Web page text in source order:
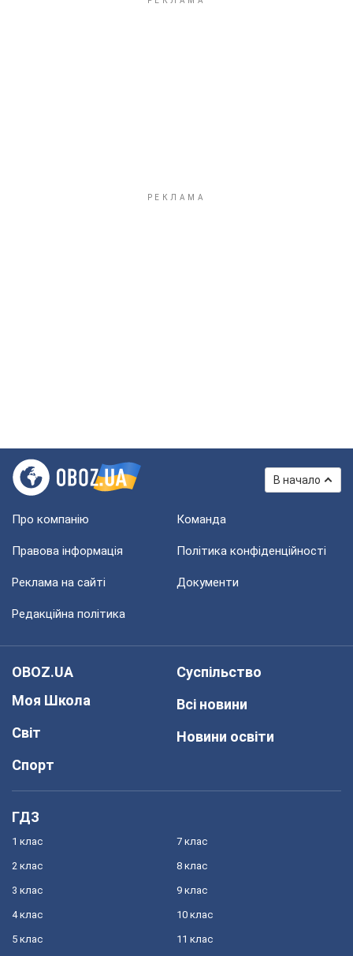
В начало
Про компанію Команда
Правова інформація Політика конфіденційності
Реклама на сайті Документи
Редакційна політика
OBOZ.UA
Моя Школа
Світ
Спорт
Суспільство
Всі новини
Новини освіти
ГДЗ
1 клас
2 клас
3 клас
4 клас
5 клас
7 клас
8 клас
9 клас
10 клас
11 клас